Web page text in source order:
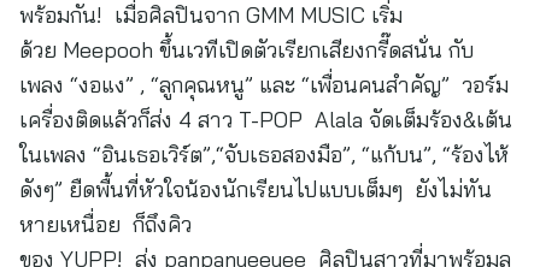
พร้อมกัน! เมื่อศิลปินจาก GMM MUSIC เริ่ม
ด้วย Meepooh ขึ้นเวทีเปิดตัวเรียกเสียงกรี๊ดสนั่น กับ
เพลง “งอแง” , “ลูกคุณหนู” และ “เพื่อนคนสำคัญ” วอร์ม
เครื่องติดแล้วก็ส่ง 4 สาว T-POP Alala จัดเต็มร้อง&เต้น
ในเพลง “อินเธอเวิร์ต”,“จับเธอสองมือ”, “แก้บน”, “ร้องไห้
ดังๆ” ยืดพื้นที่หัวใจน้องนักเรียนไปแบบเต็มๆ ยังไม่ทัน
หายเหนื่อย ก็ถึงคิว
ของ YUPP! ส่ง panpanyeeyee ศิลปินสาวที่มาพร้อมลุ